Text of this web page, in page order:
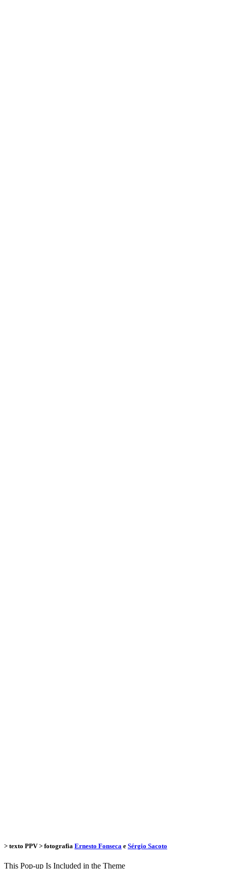
> texto PPV> fotografia Ernesto Fonseca e Sérgio Sacoto
This Pop-up Is Included in the Theme